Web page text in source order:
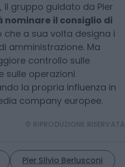
il gruppo guidato da Pier
nominare il consiglio di
che a sua volta designa i
amministrazione. Ma
controllo sulle
sulle operazioni
la propria influenza in
company europee.
© RIPRODUZIONE RISERVATA
Pier Silvio Berlusconi